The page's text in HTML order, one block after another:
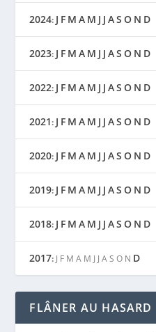
2024: J F M A M J J AS O N D
2023: J F M A M J J AS O N D
2022: J F M A M J J AS O N D
2021: J F M A M J J AS O N D
2020: J F M A M J J AS O N D
2019: J F M A M J J AS O N D
2018: J F M A M J J AS O N D
2017: J F M A M J J A S O N D
FLÂNER AU HASARD